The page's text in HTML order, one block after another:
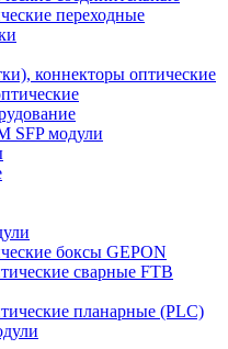
переходные
коннекторы оптические
SFP модули
боксы GEPON
сварные FTB
планарные (PLC)